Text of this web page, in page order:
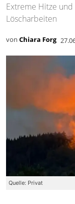
Extreme Hitze
Löscharbeiten
von Chiara Forg
Quelle: Privat